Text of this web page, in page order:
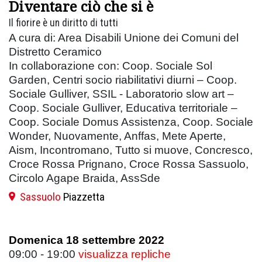
Diventare ciò che si è
Il fiorire è un diritto di tutti
A cura di: Area Disabili Unione dei Comuni del
Distretto Ceramico
In collaborazione con: Coop. Sociale Sol
Garden, Centri socio riabilitativi diurni – Coop.
Sociale Gulliver, SSIL - Laboratorio slow art –
Coop. Sociale Gulliver, Educativa territoriale –
Coop. Sociale Domus Assistenza, Coop. Sociale
Wonder, Nuovamente, Anffas, Mete Aperte,
Aism, Incontromano, Tutto si muove, Concresco,
Croce Rossa Prignano, Croce Rossa Sassuolo,
Circolo Agape Braida, AssSde
Sassuolo Piazzetta
Domenica 18 settembre 2022
09:00 - 19:00 visualizza repliche